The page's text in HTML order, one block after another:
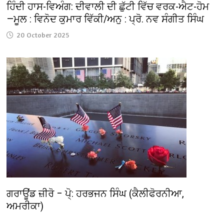
ਹਿੰਦੀ ਹਾਸ-ਵਿਅੰਗ: ਦੀਵਾਲੀ ਦੀ ਛੁੱਟੀ ਵਿੱਚ ਵਰਕ-ਐਟ-ਹੋਮ
—ਮੂਲ : ਵਿਨੋਦ ਕੁਮਾਰ ਵਿੱਕੀ/ਅਨੁ : ਪ੍ਰੋ. ਨਵ ਸੰਗੀਤ ਸਿੰਘ
20 October 2025
ਗਰਾਊਂਡ ਜ਼ੀਰੋ – ਪੋ੍: ਹਰਭਜਨ ਸਿੰਘ (ਕੈਲੀਫੋਰਨੀਆ,
ਅਮਰੀਕਾ)